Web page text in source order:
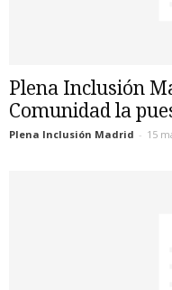
Plena Inclusión
Comunidad la
Plena Inclusión Madrid - 15